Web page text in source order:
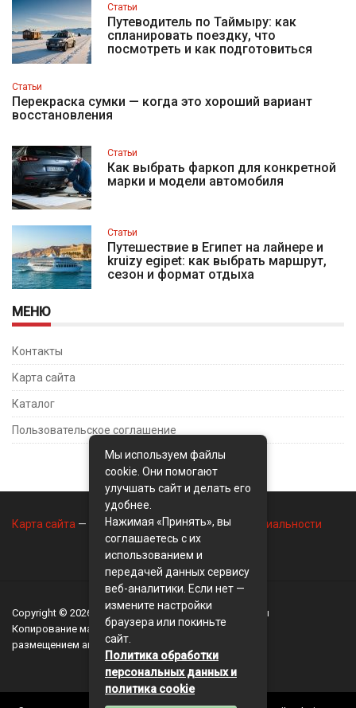
Статьи
Путеводитель по Таймыру: как
спланировать поездку, что
посмотреть и как подготовиться
Статьи
Перекраска сумки — когда это хороший вариант
восстановления
Статьи
Как выбрать фаркоп для конкретной
марки и модели автомобиля
Статьи
Путешествие в Египет на лайнере и
kruizy egipet: как выбрать маршрут,
сезон и формат отдыха
МЕНЮ
Контакты
Карта сайта
Каталог
Пользовательское соглашение
Карта сайта — Контакты— Политика конфиденциальности
Copyright © 2026 BusinessMix- Экономика и финансы
Копирование материалов разрешается, только с
размещением активной ссылки на сайт
Мы используем файлы
cookie. Они помогают
улучшать сайт и делать его
удобнее.
Нажимая «Принять», вы
соглашаетесь с их
использованием и
передачей данных сервису
веб-аналитики. Если нет —
измените настройки
браузера или покиньте
сайт.
Политика обработки
персональных данных и
политика cookie